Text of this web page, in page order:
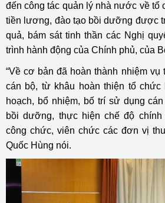
đến công tác quản lý nhà nước về tổ
tiền lương, đào tạo bồi dưỡng được
quả, bám sát tinh thần các Nghị
trình hành động của Chính phủ, của
“Về cơ bản đã hoàn thành nhiệm vụ
cán bộ, từ khâu hoàn thiện tổ chức
hoạch, bổ nhiệm, bố trí sử dụng
bồi dưỡng, thực hiện chế độ
công chức, viên chức các đơn vị
Quốc Hùng nói.